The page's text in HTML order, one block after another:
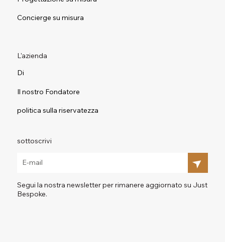
Concierge su misura
L'azienda
Di
Il nostro Fondatore
politica sulla riservatezza
sottoscrivi
Segui la nostra newsletter per rimanere aggiornato su Just
Bespoke.